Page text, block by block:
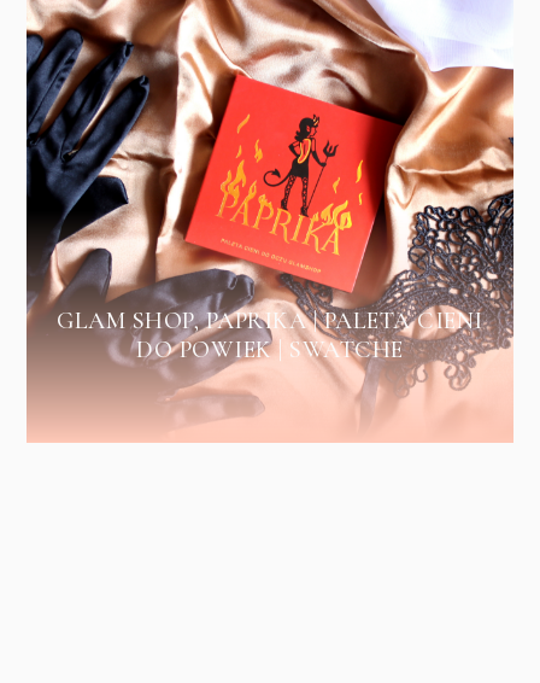
GLAM SHOP, PAPRIKA | PALETA CIENI
DO POWIEK | SWATCHE